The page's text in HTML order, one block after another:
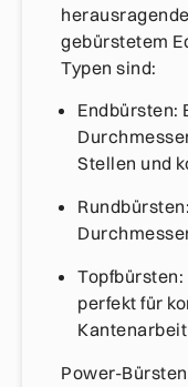
gebürstetem
Typen sind:
Endbürsten:
Stellen und
Topfbürsten:
perfekt für
Kantenarbeit
Power-